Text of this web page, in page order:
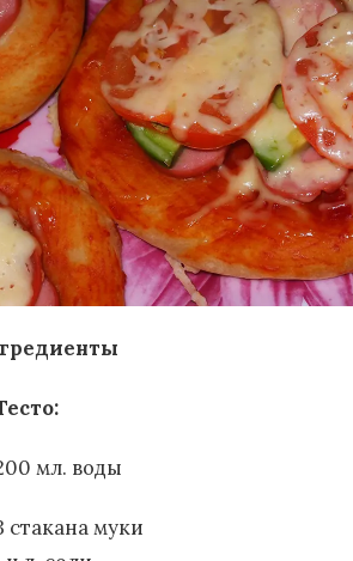
мл. воды
стакана муки